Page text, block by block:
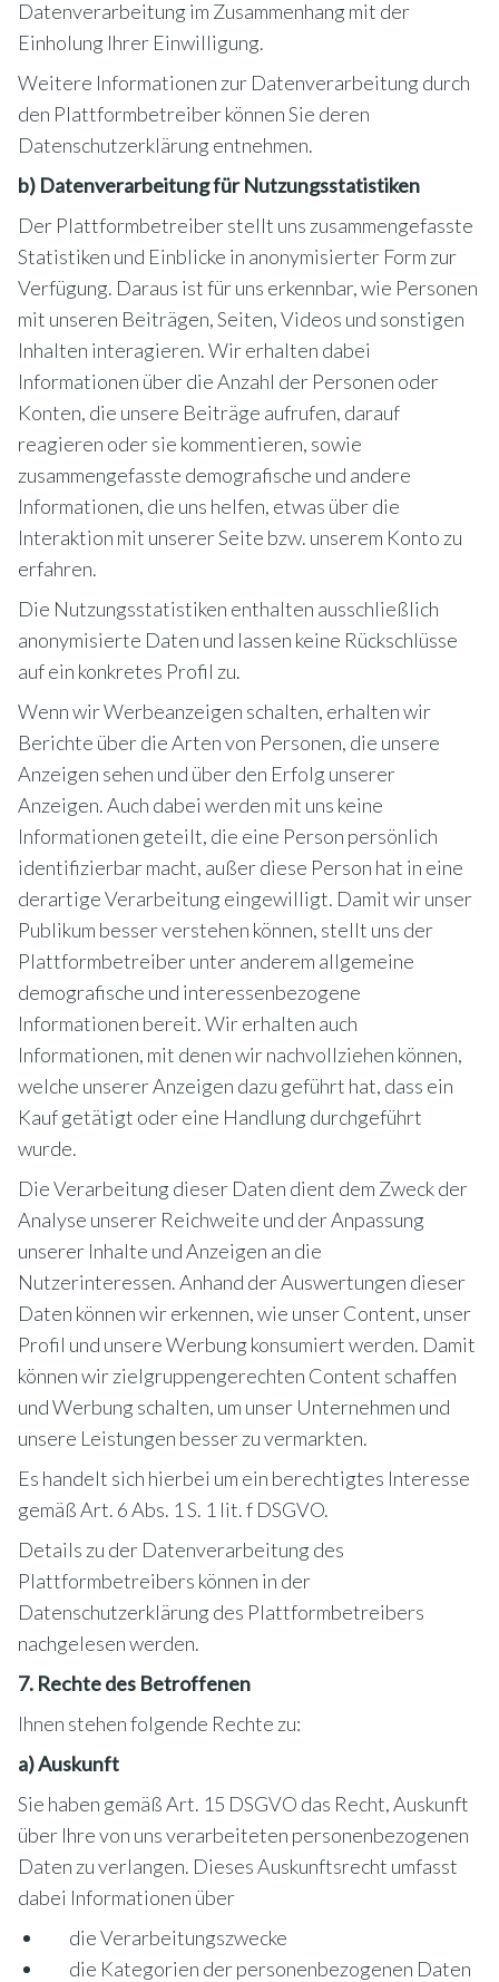
Datenverarbeitung im Zusammenhang mit der
Einholung Ihrer Einwilligung.
Weitere Informationen zur Datenverarbeitung durch
den Plattformbetreiber können Sie deren
Datenschutzerklärung entnehmen.
b) Datenverarbeitung für Nutzungsstatistiken
Der Plattformbetreiber stellt uns zusammengefasste
Statistiken und Einblicke in anonymisierter Form zur
Verfügung. Daraus ist für uns erkennbar, wie Personen
mit unseren Beiträgen, Seiten, Videos und sonstigen
Inhalten interagieren. Wir erhalten dabei
Informationen über die Anzahl der Personen oder
Konten, die unsere Beiträge aufrufen, darauf
reagieren oder sie kommentieren, sowie
zusammengefasste demografische und andere
Informationen, die uns helfen, etwas über die
Interaktion mit unserer Seite bzw. unserem Konto zu
erfahren.
Die Nutzungsstatistiken enthalten ausschließlich
anonymisierte Daten und lassen keine Rückschlüsse
auf ein konkretes Profil zu.
Wenn wir Werbeanzeigen schalten, erhalten wir
Berichte über die Arten von Personen, die unsere
Anzeigen sehen und über den Erfolg unserer
Anzeigen. Auch dabei werden mit uns keine
Informationen geteilt, die eine Person persönlich
identifizierbar macht, außer diese Person hat in eine
derartige Verarbeitung eingewilligt. Damit wir unser
Publikum besser verstehen können, stellt uns der
Plattformbetreiber unter anderem allgemeine
demografische und interessenbezogene
Informationen bereit. Wir erhalten auch
Informationen, mit denen wir nachvollziehen können,
welche unserer Anzeigen dazu geführt hat, dass ein
Kauf getätigt oder eine Handlung durchgeführt
wurde.
Die Verarbeitung dieser Daten dient dem Zweck der
Analyse unserer Reichweite und der Anpassung
unserer Inhalte und Anzeigen an die
Nutzerinteressen. Anhand der Auswertungen dieser
Daten können wir erkennen, wie unser Content, unser
Profil und unsere Werbung konsumiert werden. Damit
können wir zielgruppengerechten Content schaffen
und Werbung schalten, um unser Unternehmen und
unsere Leistungen besser zu vermarkten.
Es handelt sich hierbei um ein berechtigtes Interesse
gemäß Art. 6 Abs. 1 S. 1 lit. f DSGVO.
Details zu der Datenverarbeitung des
Plattformbetreibers können in der
Datenschutzerklärung des Plattformbetreibers
nachgelesen werden.
7. Rechte des Betroffenen
Ihnen stehen folgende Rechte zu:
a) Auskunft
Sie haben gemäß Art. 15 DSGVO das Recht, Auskunft
über Ihre von uns verarbeiteten personenbezogenen
Daten zu verlangen. Dieses Auskunftsrecht umfasst
dabei Informationen über
die Verarbeitungszwecke
die Kategorien der personenbezogenen Daten